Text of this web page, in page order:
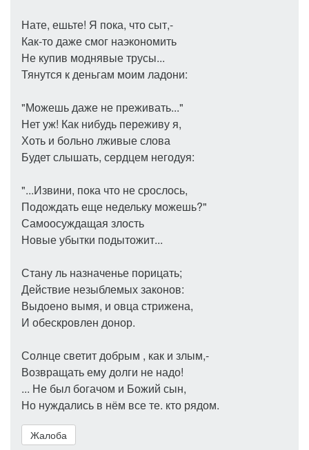
Нате, ешьте! Я пока, что сыт,-
Как-то даже смог наэкономить
Не купив моднявые трусы...
Тянутся к деньгам моим ладони:
"Можешь даже не преживать..."
Нет уж! Как нибудь переживу я,
Хоть и больно лживые слова
Будет слышать, сердцем негодуя:
"...Извини, пока что не срослось,
Подождать еще недельку можешь?"
Самоосуждащая злость
Новые убытки подытожит...
Стану ль назначенье порицать;
Действие незыблемых законов:
Выдоено вымя, и овца стрижена,
И обескровлен донор.
Солнце светит добрым , как и злым,-
Возвращать ему долги не надо!
... Не был богачом и Божий сын,
Но нуждались в нём все те. кто рядом.
Жалоба